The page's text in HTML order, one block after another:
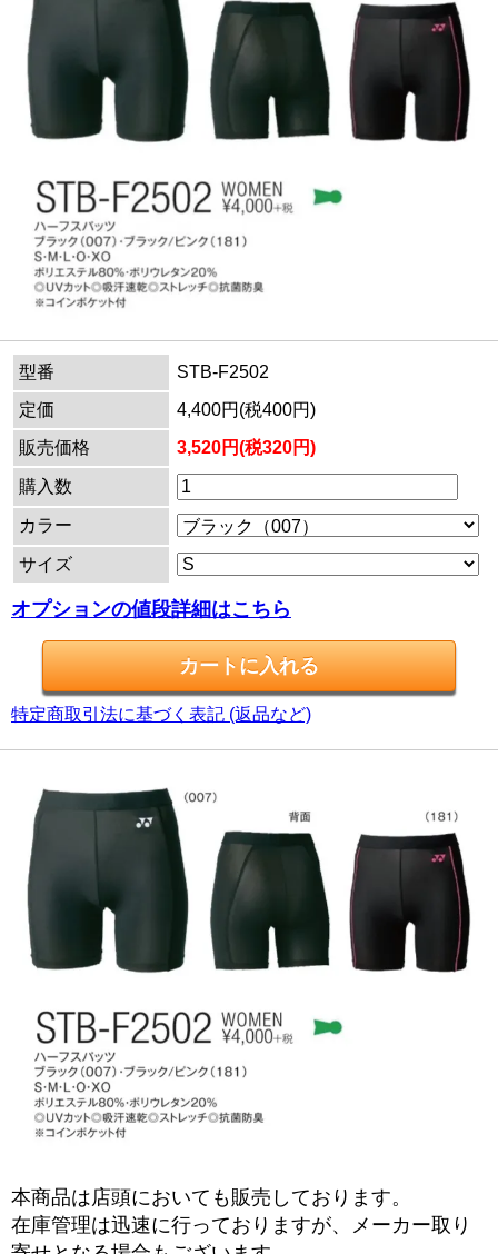
型番
STB-F2502
定価
4,400円(税400円)
販売価格
3,520円(税320円)
購入数
カラー
サイズ
オプションの値段詳細はこちら
特定商取引法に基づく表記 (返品など)
本商品は店頭においても販売しております。
在庫管理は迅速に行っておりますが、メーカー取り